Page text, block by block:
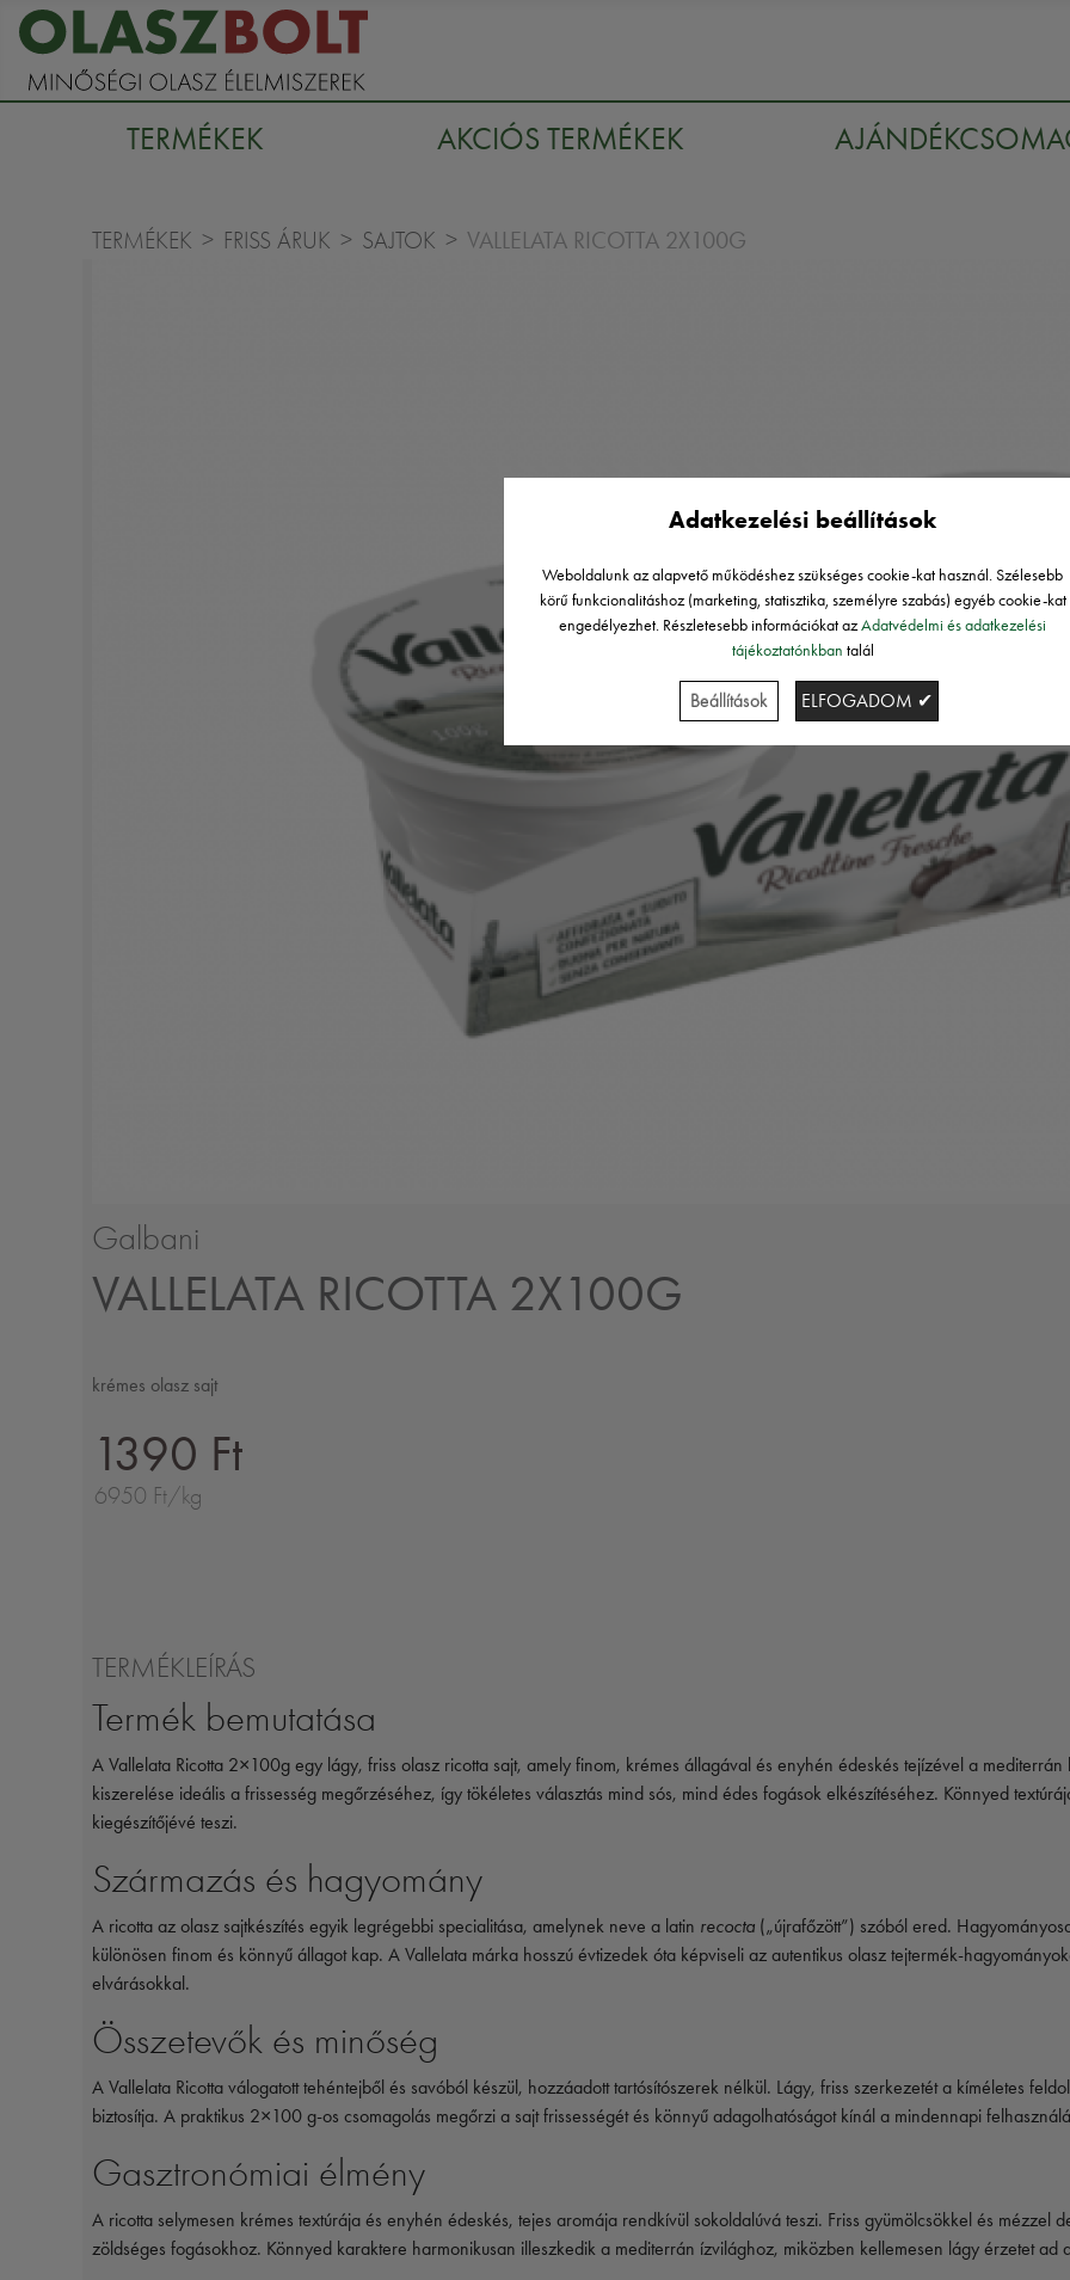
TERMÉKEK AKCIÓS TERMÉKEK
TERMÉKEK FRISS ÁRUK SAJTOK VALLELATA RICOTTA 2X100G
Galbani
VALLELATA RICOTTA 2X100G
krémes olasz sajt
1390 Ft
6950 Ft/kg
TERMÉKLEÍRÁS
Termék bemutatása
A Vallelata Ricotta 2×100g egy lágy, friss olasz ricotta sajt, amely finom, krémes állagával és enyhén édeskés tejízével a
kiszerelése ideális a frissesség megőrzéséhez, így tökéletes választás mind sós, mind édes fogások elkészítéséhez. Könnyed
kiegészítőjévé teszi.
Származás és hagyomány
A ricotta az olasz sajtkészítés egyik legrégebbi specialitása, amelynek neve a latin recocta („újrafőzött”) szóból ered.
különösen finom és könnyű állagot kap. A Vallelata márka hosszú évtizedek óta képviseli az autentikus olasz tejtermék-
elvárásokkal.
Összetevők és minőség
A Vallelata Ricotta válogatott tehéntejből és savóból készül, hozzáadott tartósítószerek nélkül. Lágy, friss szerkezetét a kíméletes
biztosítja. A praktikus 2×100 g-os csomagolás megőrzi a sajt frissességét és könnyű adagolhatóságot kínál a mindennapi
Gasztronómiai élmény
A ricotta selymesen krémes textúrája és enyhén édeskés, tejes aromája rendkívül sokoldalúvá teszi. Friss gyümölcsökkel és mézzel
zöldséges fogásokhoz. Könnyed karaktere harmonikusan illeszkedik a mediterrán ízvilághoz, miközben kellemesen lágy érzetet ad
Adatkezelési beállítások
Weboldalunk az alapvető működéshez szükséges cookie-kat használ. Szélesebb
körű funkcionalitáshoz (marketing, statisztika, személyre szabás) egyéb cookie-kat
engedélyezhet. Részletesebb információkat azAdatvédelmi és adatkezelési
tájékoztatónkban talál
Beállítások ELFOGADOM ✔